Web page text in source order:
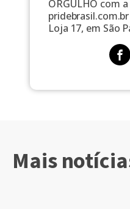
ORGULHO com
Loja 17, em São
Mais